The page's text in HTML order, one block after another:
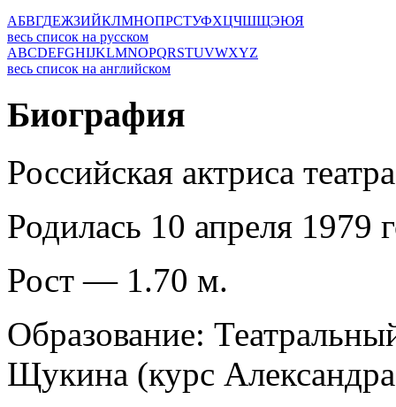
АБВГДЕЖЗИЙКЛМНОПРСТУФХЦЧШЩЭЮЯ
весь список на русском
ABCDEFGHIJKLMNOPQRSTUVWXYZ
весь список на английском
Биография
Российская актриса
Родилась 10 апреля 1979
Рост — 1.70 м.
Образование:
Щукина (курс